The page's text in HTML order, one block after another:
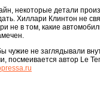
некоторые детали
Хиллари Клинтон не
не в том, какие
чужие не заглядывали
посмеивается автор Le